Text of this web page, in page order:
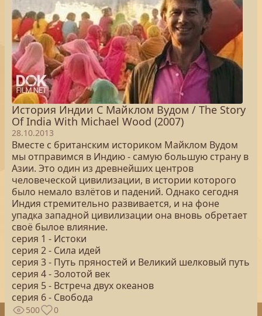
История Индии С Майклом Вудом / The Story
Of India With Michael Wood (2007)
28.10.2013
Вместе с британским историком Майклом Вудом
мы отправимся в Индию - самую большую страну в
Азии. Это один из древнейших центров
человеческой цивилизации, в истории которого
было немало взлётов и падений. Однако сегодня
Индия стремительно развивается, и на фоне
упадка западной цивилизации она вновь обретает
своё былое влияние.
серия 1 - Истоки
серия 2 - Сила идей
серия 3 - Путь пряностей и Великий шелковый путь
серия 4 - Золотой век
серия 5 - Встреча двух океанов
серия 6 - Свобода
500 0